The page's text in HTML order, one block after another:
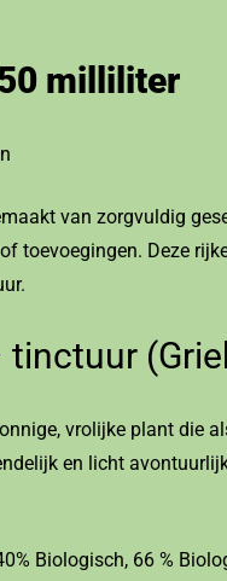
milliliter
van zorgvuldig
toevoegingen. Deze
tinctuur
vrolijke plant die
en licht
Biologisch, 66 %